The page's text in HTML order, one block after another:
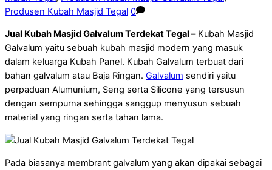
Produsen Kubah Masjid Tegal 0
Jual Kubah Masjid Galvalum Terdekat Tegal –Kubah Masjid
Galvalum yaitu sebuah kubah masjid modern yang masuk
dalam keluarga Kubah Panel. Kubah Galvalum terbuat dari
bahan galvalum atau Baja Ringan. Galvalum sendiri yaitu
perpaduan Alumunium, Seng serta Silicone yang tersusun
dengan sempurna sehingga sanggup menyusun sebuah
material yang ringan serta tahan lama.
Pada biasanya membrant galvalum yang akan dipakai sebagai